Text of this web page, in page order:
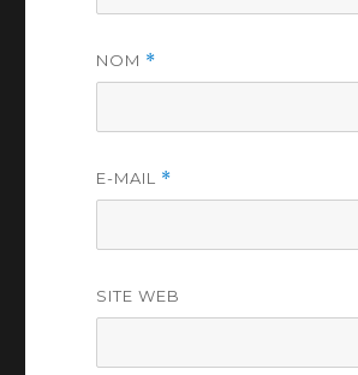
NOM *
E-MAIL *
SITE WEB